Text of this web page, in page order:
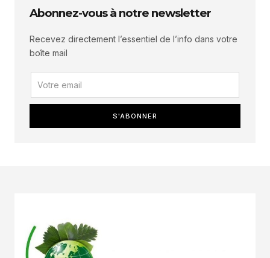
Abonnez-vous à notre newsletter
Recevez directement l’essentiel de l’info dans votre
boîte mail
S'ABONNER